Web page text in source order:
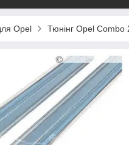
Opel Тюнінг Opel Combo